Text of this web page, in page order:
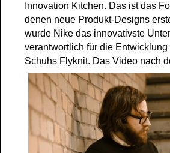
Innovation Kitchen. Das ist das
denen neue Produkt-Designs
wurde Nike das innovativste
verantwortlich für die
Schuhs Flyknit. Das Video nach